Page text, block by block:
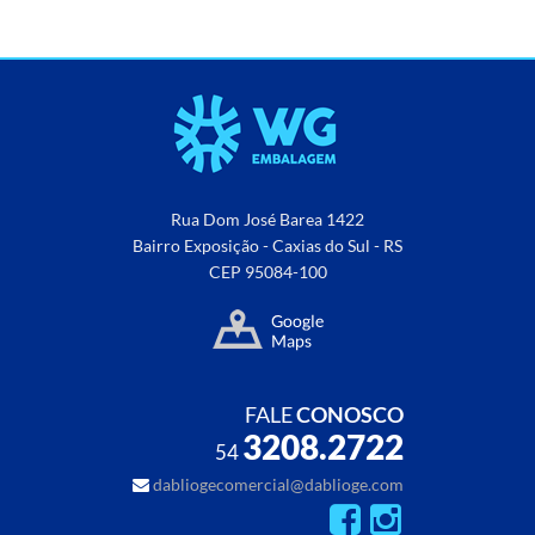
Rua Dom José Barea 1422
Bairro Exposição - Caxias do Sul - RS
CEP 95084-100
FALECONOSCO
543208.2722
dabliogecomercial@dablioge.com